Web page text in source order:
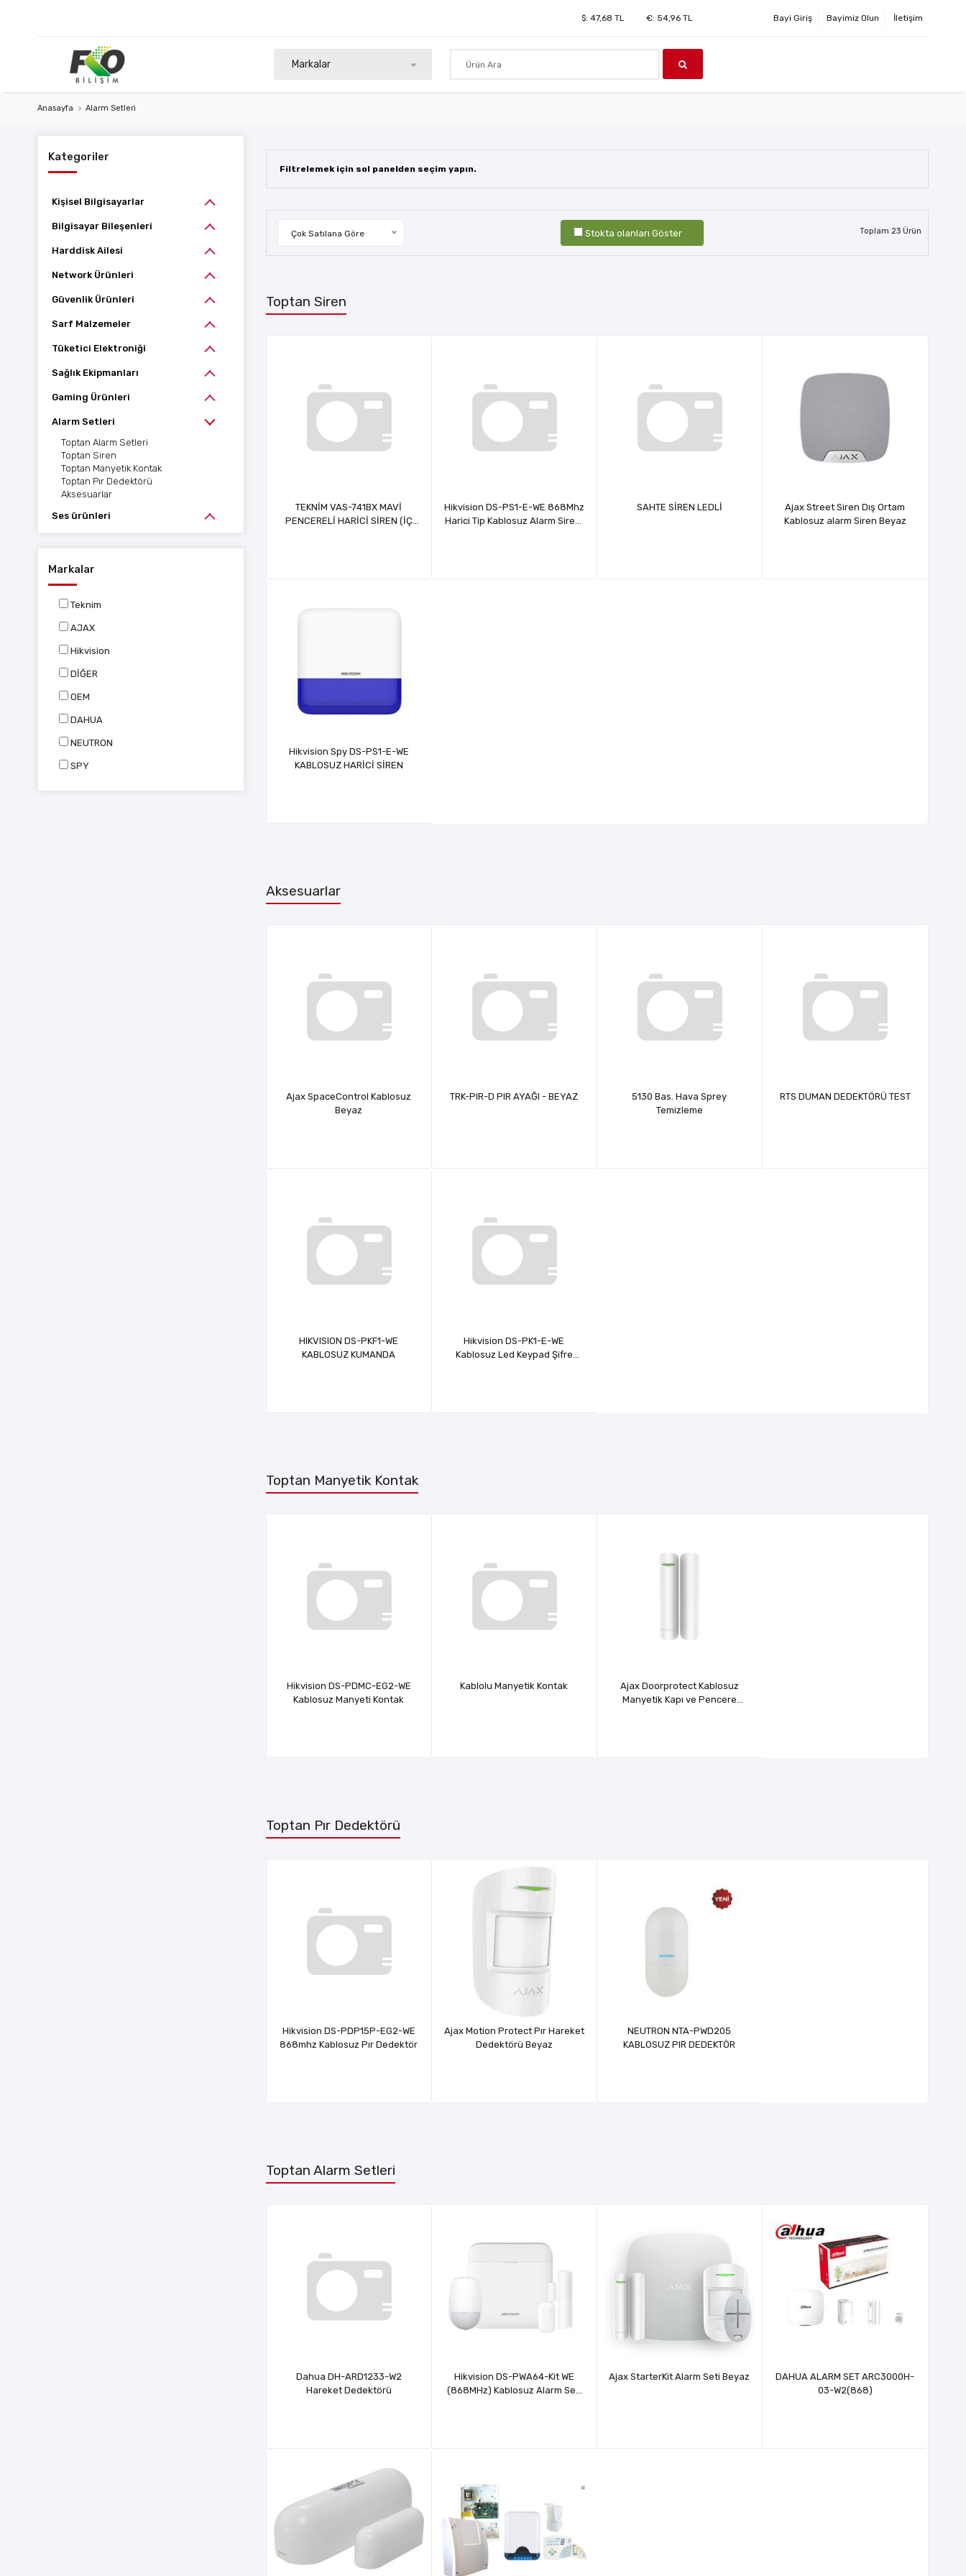
$: 47,68 TL €: 54,96TL Bayi Giriş Bayimiz Olun İletişim
Markalar
Anasayfa Alarm Setleri
Kategoriler
Kişisel Bilgisayarlar
Bilgisayar Bileşenleri
Harddisk Ailesi
Network Ürünleri
Güvenlik Ürünleri
Sarf Malzemeler
Tüketici Elektroniği
Sağlık Ekipmanları
Gaming Ürünleri
Alarm Setleri
Toptan Alarm Setleri
Toptan Siren
Toptan Manyetik Kontak
Toptan Pır Dedektörü
Aksesuarlar
Ses ürünleri
Markalar
Teknim
AJAX
Hikvision
DİĞER
OEM
DAHUA
NEUTRON
SPY
Filtrelemek için sol panelden seçim yapın.
Çok Satılana Göre Stokta olanları Göster Toplam 23 Ürün
Toptan Siren
TEKNİM VAS-741BX MAVİ
PENCERELİ HARİCİ SİREN (İÇ
Hikvision DS-PS1-E-WE 868Mhz
Harici Tip Kablosuz Alarm Sireni
SAHTE SİREN LEDLİ
Ajax Street Siren Dış Ortam
Kablosuz alarm Siren Beyaz
Hikvision Spy DS-PS1-E-WE
KABLOSUZ HARİCİ SİREN
Aksesuarlar
Ajax SpaceControl Kablosuz
Beyaz
TRK-PIR-D PIR AYAĞI - BEYAZ
5130 Bas. Hava Sprey
Temizleme
RTS DUMAN DEDEKTÖRÜ TEST
HIKVISION DS-PKF1-WE
KABLOSUZ KUMANDA
Hikvision DS-PK1-E-WE
Kablosuz Led Keypad Şifre
Toptan Manyetik Kontak
Hikvision DS-PDMC-EG2-WE
Kablosuz Manyeti Kontak
Kablolu Manyetik Kontak
Ajax Doorprotect Kablosuz
Manyetik Kapı ve Pencere
Toptan Pır Dedektörü
Hikvision DS-PDP15P-EG2-WE
868mhz Kablosuz Pır Dedektör
Ajax Motion Protect Pır Hareket
Dedektörü Beyaz
NEUTRON NTA-PWD205
KABLOSUZ PIR DEDEKTÖR
Toptan Alarm Setleri
Dahua DH-ARD1233-W2
Hareket Dedektörü
Hikvision DS-PWA64-Kit WE
(868MHz) Kablosuz Alarm Seti
Ajax StarterKit Alarm Seti Beyaz
DAHUA ALARM SET ARC3000H-
03-W2(868)